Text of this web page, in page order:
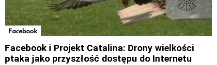
Facebook
Facebook i Projekt Catalina: Drony wielkości
ptaka jako przyszłość dostępu do Internetu